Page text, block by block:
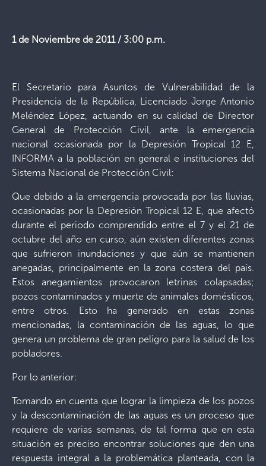
1 de Noviembre de 2011 / 3:00 p.m.
El Secretario para Asuntos de Vulnerabilidad de la
Presidencia de la República, Licenciado Jorge Antonio
Meléndez López, actuando en su calidad de Director
General de Protección Civil, ante la emergencia
nacional ocasionada por la Depresión Tropical 12 E,
INFORMA a la población en general e instituciones del
Sistema Nacional de Protección Civil:
Que debido a la emergencia provocada por las lluvias,
ocasionadas por la Depresión Tropical 12 E, que afectó
durante el periodo comprendido entre el 7 y el 21 de
octubre del año en curso, aún existen diferentes zonas
que sufrieron inundaciones y que aún se mantienen
anegadas, principalmente en la zona costera del país.
Estos anegamientos provocaron letrinas colapsadas;
pozos contaminados y muerte de animales domésticos,
entre otros. Esto ha generado en estas zonas
mencionadas, la contaminación de las aguas, lo que
genera un problema de gran peligro para la salud de los
pobladores.
Por lo anterior:
Tomando en cuenta que lograr la limpieza de los pozos
y la descontaminación de las aguas es un proceso que
requiere de varias semanas, de tal forma que en esta
situación es preciso encontrar soluciones que den una
respuesta integral a la problemática planteada, con la